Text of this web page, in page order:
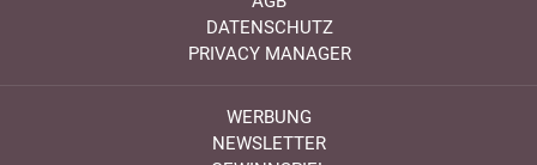
DATENSCHUTZ
PRIVACY MANAGER
WERBUNG
NEWSLETTER